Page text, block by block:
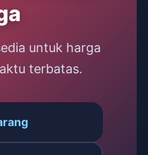
untuk harga
terbatas.